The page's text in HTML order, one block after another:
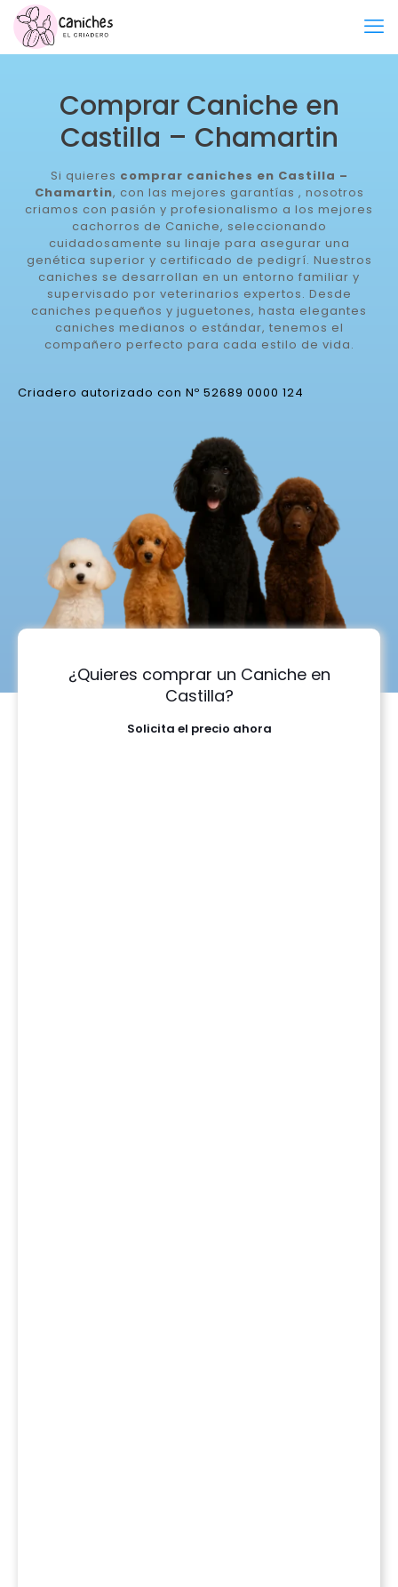
Comprar Caniche en
Castilla – Chamartin
Si quieres comprar caniches en Castilla –
Chamartin, con las mejores garantías , nosotros
criamos con pasión y profesionalismo a los mejores
cachorros de Caniche, seleccionando
cuidadosamente su linaje para asegurar una
genética superior y certificado de pedigrí. Nuestros
caniches se desarrollan en un entorno familiar y
supervisado por veterinarios expertos. Desde
caniches pequeños y juguetones, hasta elegantes
caniches medianos o estándar, tenemos el
compañero perfecto para cada estilo de vida.
Criadero autorizado con Nº 52689 0000 124
¿Quieres comprar un Caniche en
Castilla?
Solicita el precio ahora